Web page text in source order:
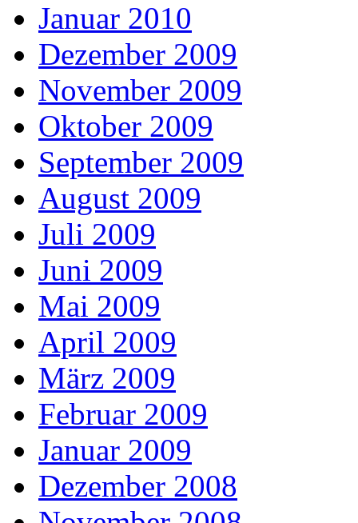
Januar 2010
Dezember 2009
November 2009
Oktober 2009
September 2009
August 2009
Juli 2009
Juni 2009
Mai 2009
April 2009
März 2009
Februar 2009
Januar 2009
Dezember 2008